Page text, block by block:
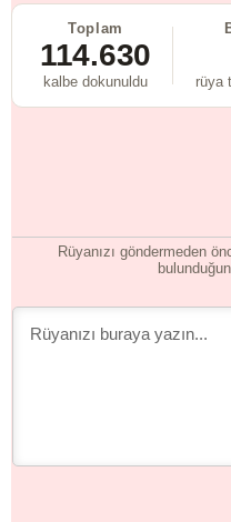
Toplam
114.630
kalbe dokunuldu rüya
Rüyanızı göndermeden